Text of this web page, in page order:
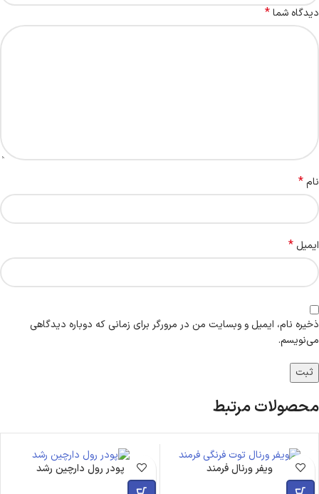
دیدگاه شما*
نام*
ایمیل *
ذخیره نام، ایمیل و وبسایت من در مرورگر برای زمانی که دوباره دیدگاهی
می‌نویسم.
محصولات مرتبط
ویفر ورنال فرمند پودر رول دارچین رشد